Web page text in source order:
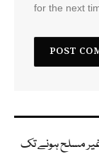
for the next
مسلح ہونے تک